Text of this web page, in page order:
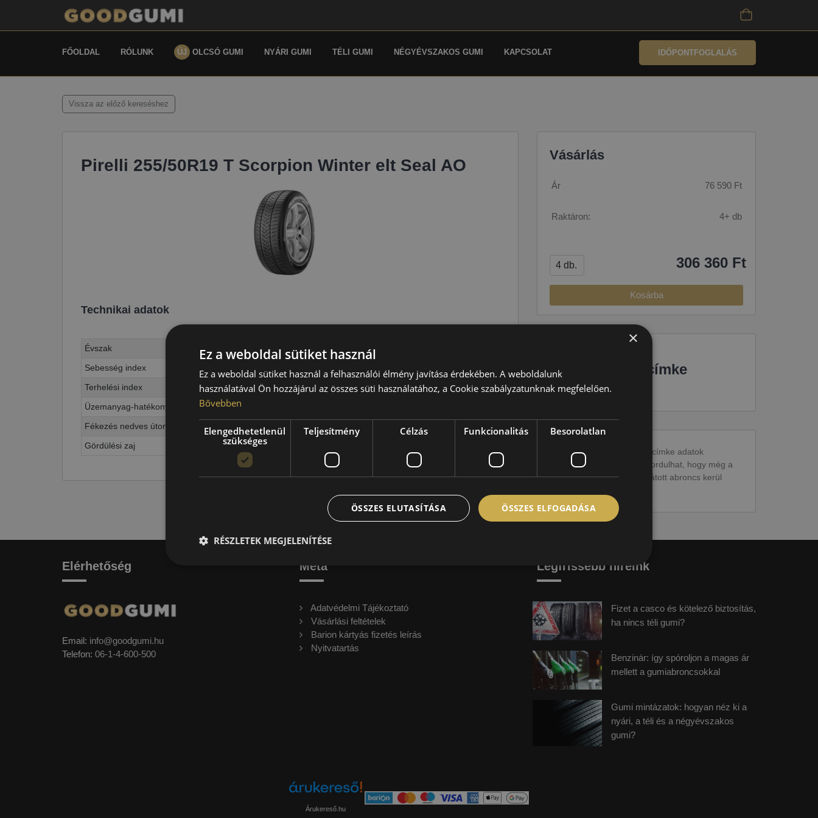
FŐOLDAL RÓLUNK ÚJ OLCSÓ GUMI NYÁRI GUMI TÉLI GUMI NÉGYÉVSZAKOS GUMI KAPCSOLAT IDŐPONTFOGLALÁS
Vissza az előző kereséshez
Pirelli 255/50R19 T Scorpion Winter elt Seal AO
Technikai adatok
Évszak
Téli
Sebesség index
Terhelési index
103=875kg
Üzemanyag-hatékonyság
Fékezés nedves úton
Gördülési zaj
Vásárlás
Ár 76 590 Ft
Raktáron: 4+ db
306 360 Ft
Kosárba
EU-s abroncscímke
Figyelem a feltüntetett címke adatok
tájékoztató jellegűek. Előfordulhat, hogy még a
korábbi EU-s címkével ellátott abroncs kerül
Elérhetőség
Email: info@goodgumi.hu
Telefon: 06-1-4-600-500
Meta
Adatvédelmi Tájékoztató
Vásárlási feltételek
Barion kártyás fizetés leírás
Nyitvatartás
Legfrissebb híreink
Fizet a casco és kötelező biztosítás,
ha nincs téli gumi?
Benzinár: így spóroljon a magas ár
mellett a gumiabroncsokkal
Gumi mintázatok: hogyan néz ki a
nyári, a téli és a négyévszakos
gumi?
Árukereső.hu
×
Ez a weboldal sütiket használ
Ez a weboldal sütiket használ a felhasználói élmény javítása érdekében. A weboldalunk
használatával Ön hozzájárul az összes süti használatához, a Cookie szabályzatunknak megfelelően.
Bővebben
Elengedhetetlenül
szükséges
Teljesítmény Célzás Funkcionalitás Besorolatlan
ÖSSZES ELFOGADÁSA
ÖSSZES ELUTASÍTÁSA
RÉSZLETEK MEGJELENÍTÉSE